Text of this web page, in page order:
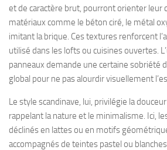
et de caractère brut, pourront orienter leur
matériaux comme le béton ciré, le métal
imitant la brique. Ces textures renforcent
utilisé dans les lofts ou cuisines ouvertes.
panneaux demande une certaine sobriété
global pour ne pas alourdir visuellement
Le style scandinave, lui, privilégie la
rappelant la nature et le minimalisme. Ici,
déclinés en lattes ou en motifs
accompagnés de teintes pastel ou